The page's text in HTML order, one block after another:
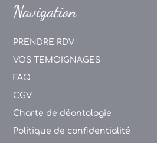
Navigation
PRENDRE RDV
VOS TEMOIGNAGES
FAQ
CGV
Charte de déontologie
Politique de confidentialité